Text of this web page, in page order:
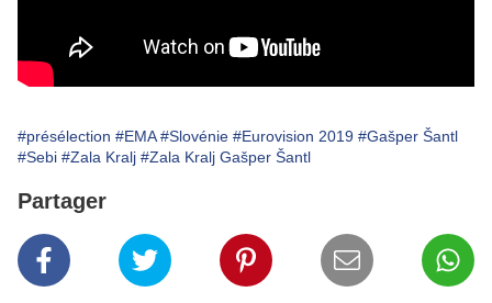
#présélection #EMA #Slovénie #Eurovision 2019 #Gašper Šantl
#Sebi #Zala Kralj #Zala Kralj Gašper Šantl
Partager